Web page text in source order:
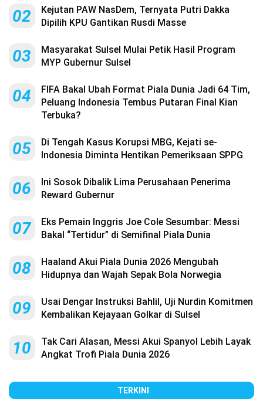
02
Kejutan PAW NasDem, Ternyata Putri Dakka
Dipilih KPU Gantikan Rusdi Masse
03
Masyarakat Sulsel Mulai Petik Hasil Program
MYP Gubernur Sulsel
04
FIFA Bakal Ubah Format Piala Dunia Jadi 64 Tim,
Peluang Indonesia Tembus Putaran Final Kian
Terbuka?
05
Di Tengah Kasus Korupsi MBG, Kejati se-
Indonesia Diminta Hentikan Pemeriksaan SPPG
06
Ini Sosok Dibalik Lima Perusahaan Penerima
Reward Gubernur
07
Eks Pemain Inggris Joe Cole Sesumbar: Messi
Bakal “Tertidur” di Semifinal Piala Dunia
08
Haaland Akui Piala Dunia 2026 Mengubah
Hidupnya dan Wajah Sepak Bola Norwegia
09
Usai Dengar Instruksi Bahlil, Uji Nurdin Komitmen
Kembalikan Kejayaan Golkar di Sulsel
10
Tak Cari Alasan, Messi Akui Spanyol Lebih Layak
Angkat Trofi Piala Dunia 2026
TERKINI